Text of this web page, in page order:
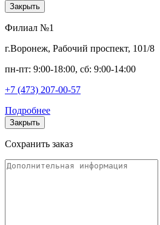
Закрыть
Филиал №1
г.Воронеж, Рабочий проспект, 101/8
пн-пт: 9:00-18:00, сб: 9:00-14:00
+7 (473) 207-00-57
Подробнее
Закрыть
Сохранить заказ